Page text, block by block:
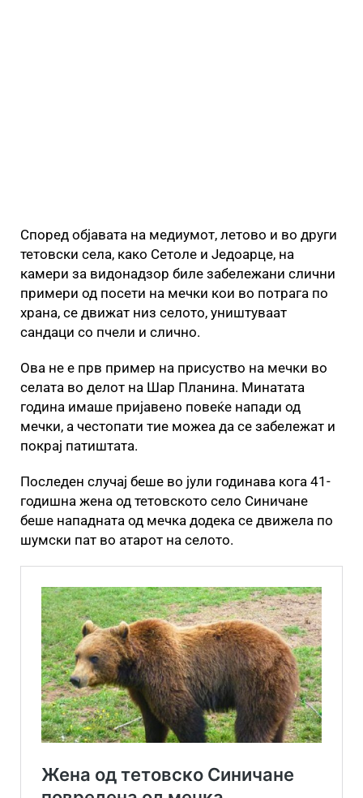
Според објавата на медиумот, летово и во други
тетовски села, како Сетоле и Једоарце, на
камери за видонадзор биле забележани слични
примери од посети на мечки кои во потрага по
храна, се движат низ селото, уништуваат
сандаци со пчели и слично.
Ова не е прв пример на присуство на мечки во
селата во делот на Шар Планина. Минатата
година имаше пријавено повеќе напади од
мечки, а честопати тие можеа да се забележат и
покрај патиштата.
Последен случај беше во јули годинава кога 41-
годишна жена од тетовското село Синичане
беше нападната од мечка додека се движела по
шумски пат во атарот на селото.